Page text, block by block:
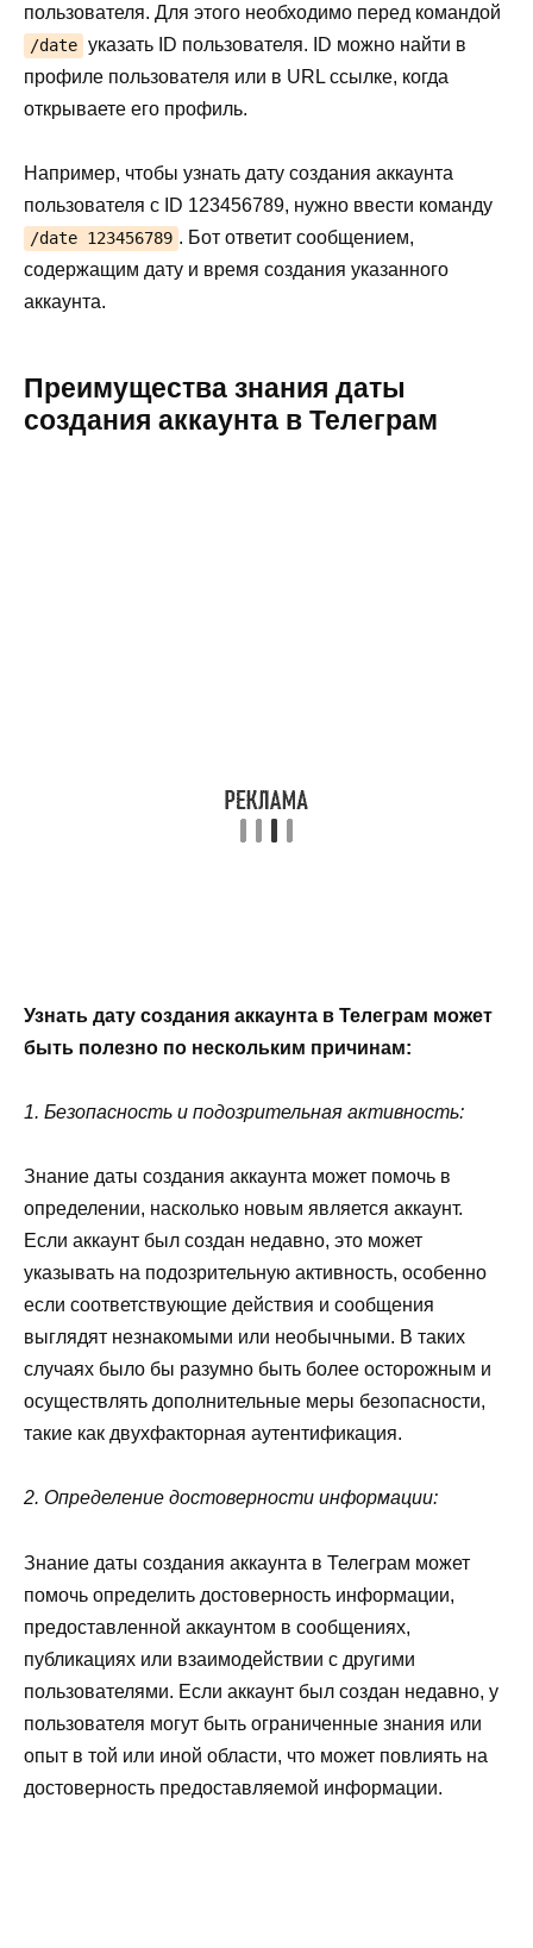
пользователя. Для этого необходимо перед командой
/date указать ID пользователя. ID можно найти в
профиле пользователя или в URL ссылке, когда
открываете его профиль.
Например, чтобы узнать дату создания аккаунта
пользователя с ID 123456789, нужно ввести команду
/date 123456789 . Бот ответит сообщением,
содержащим дату и время создания указанного
аккаунта.
Преимущества знания даты
создания аккаунта в Телеграм
Узнать дату создания аккаунта в Телеграм может
быть полезно по нескольким причинам:
1. Безопасность и подозрительная активность:
Знание даты создания аккаунта может помочь в
определении, насколько новым является аккаунт.
Если аккаунт был создан недавно, это может
указывать на подозрительную активность, особенно
если соответствующие действия и сообщения
выглядят незнакомыми или необычными. В таких
случаях было бы разумно быть более осторожным и
осуществлять дополнительные меры безопасности,
такие как двухфакторная аутентификация.
2. Определение достоверности информации:
Знание даты создания аккаунта в Телеграм может
помочь определить достоверность информации,
предоставленной аккаунтом в сообщениях,
публикациях или взаимодействии с другими
пользователями. Если аккаунт был создан недавно, у
пользователя могут быть ограниченные знания или
опыт в той или иной области, что может повлиять на
достоверность предоставляемой информации.